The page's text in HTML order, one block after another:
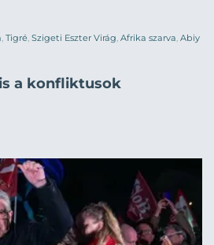
, Tigré, Szigeti Eszter Virág, Afrika szarva, Abiy
a konfliktusok